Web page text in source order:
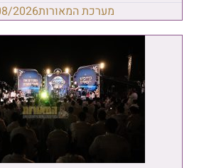
מערכת המאורות2026